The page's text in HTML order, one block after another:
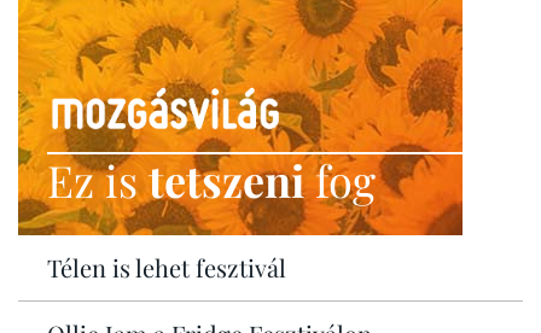
Ez istetszenifog
Télen is lehet fesztivál